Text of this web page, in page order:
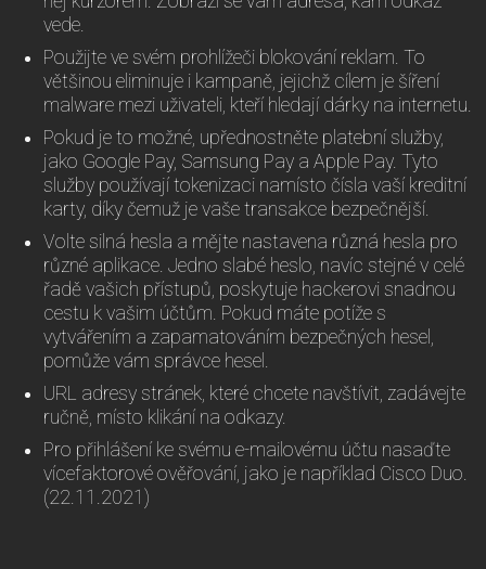
vede.
Použijte ve svém prohlížeči blokování reklam. To
většinou eliminuje i kampaně, jejichž cílem je šíření
malware mezi uživateli, kteří hledají dárky na internetu.
Pokud je to možné, upřednostněte platební služby,
jako Google Pay, Samsung Pay a Apple Pay. Tyto
služby používají tokenizaci namísto čísla vaší kreditní
karty, díky čemuž je vaše transakce bezpečnější.
Volte silná hesla a mějte nastavena různá hesla pro
různé aplikace. Jedno slabé heslo, navíc stejné v celé
řadě vašich přístupů, poskytuje hackerovi snadnou
cestu k vašim účtům. Pokud máte potíže s
vytvářením a zapamatováním bezpečných hesel,
pomůže vám správce hesel.
URL adresy stránek, které chcete navštívit, zadávejte
ručně, místo klikání na odkazy.
Pro přihlášení ke svému e-mailovému účtu nasaďte
vícefaktorové ověřování, jako je například Cisco Duo.
(22.11.2021)